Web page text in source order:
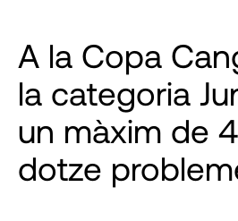
A la Copa
la categoria
un màxim de
dotze